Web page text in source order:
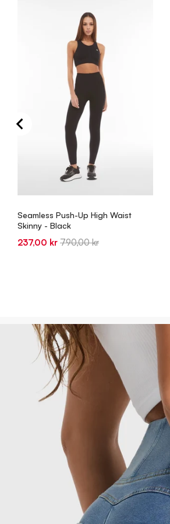
Seamless Push-Up High Waist
Skinny - Black
Sale
237,00 kr Original
790,00 kr